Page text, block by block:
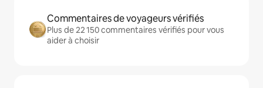
Commentaires de voyageurs vérifiés
Plus de 22 150 commentaires vérifiés pour vous
aider à choisir